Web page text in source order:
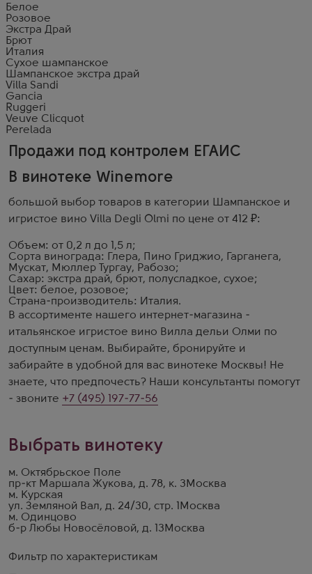
Фильтр по характеристикам
Белое
Розовое
Экстра Драй
Брют
Италия
Сухое шампанское
Шампанское экстра драй
Villa Sandi
Gancia
Ruggeri
Veuve Clicquot
Perelada
Продажи под контролем ЕГАИС
В винотеке Winemore
большой выбор товаров в категории Шампанское и
игристое вино Villa Degli Olmi по цене от 412 ₽:
Объем: от 0,2 л до 1,5 л;
Сорта винограда: Глера, Пино Гриджио, Гарганега,
Мускат, Мюллер Тургау, Рабозо;
Сахар: экстра драй, брют, полусладкое, сухое;
Цвет: белое, розовое;
Страна-производитель: Италия.
В ассортименте нашего интернет-магазина -
итальянское игристое вино Вилла дельи Олми по
доступным ценам. Выбирайте, бронируйте и
забирайте в удобной для вас винотеке Москвы! Не
знаете, что предпочесть? Наши консультанты помогут
- звоните +7 (495) 197-77-56
Выбрать винотеку
м. Октябрьское Поле
пр-кт Маршала Жукова, д. 78, к. 3 Москва
м. Курская
ул. Земляной Вал, д. 24/30, стр. 1
Москва
м. Одинцово
б-р Любы Новосёловой, д. 13 Москва